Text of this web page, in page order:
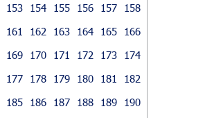
153 154 155 156 157
158
161 162 163 164 165
166
169 170 171 172 173
174
177 178 179 180 181
182
185 186 187 188 189
190